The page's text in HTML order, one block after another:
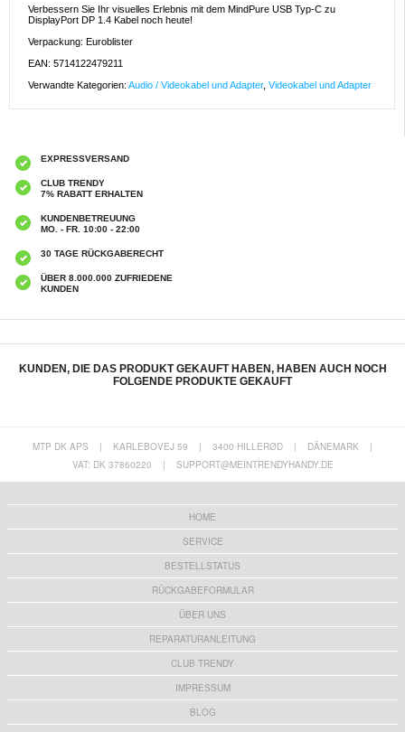
Verbessern Sie Ihr visuelles Erlebnis mit dem MindPure USB Typ-C zu
DisplayPort DP 1.4 Kabel noch heute!
Verpackung: Euroblister
EAN: 5714122479211
Verwandte Kategorien: Audio / Videokabel und Adapter, Videokabel und Adapter
EXPRESSVERSAND
CLUB TRENDY
7% RABATT ERHALTEN
KUNDENBETREUUNG
MO. - FR. 10:00 - 22:00
30 TAGE RÜCKGABERECHT
ÜBER 8.000.000 ZUFRIEDENE
KUNDEN
KUNDEN, DIE DAS PRODUKT GEKAUFT HABEN, HABEN AUCH NOCH
FOLGENDE PRODUKTE GEKAUFT
Samsung Galaxy Tab A9+/A11+ Tech-Protect
SmartCase Tri-Fold Folio-Hülle - Schwarz
Baseus M01 USB Typ-C / 3.5mm Audiokabel
- 1.2m - Schwarz
MTP DK APS | KARLEBOVEJ 59 | 3400 HILLERØD | DÄNEMARK
|
VAT: DK 37860220
| SUPPORT@MEINTRENDYHANDY.DE
HOME
SERVICE
BESTELLSTATUS
RÜCKGABEFORMULAR
ÜBER UNS
REPARATURANLEITUNG
CLUB TRENDY
IMPRESSUM
BLOG